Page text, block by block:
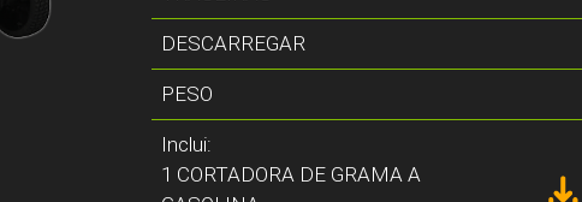
DESCARREGAR
PESO
Inclui:
1 CORTADORA DE GRAMA A